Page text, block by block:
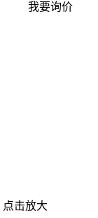
我要询价
点击放大